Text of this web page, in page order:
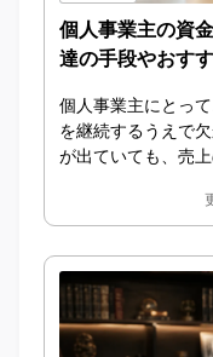
個人事業主の資
達の手段やおす
個人事業主にとっ
を継続するうえで
が出ていても、売